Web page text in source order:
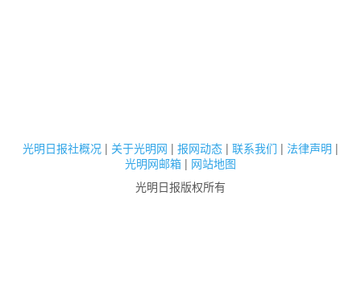
光明日报社概况 | 关于光明网 | 报网动态 | 联系我们 | 法律声明 |
光明网邮箱 | 网站地图
光明日报版权所有